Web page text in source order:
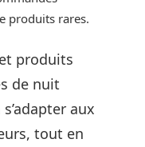
produits rares.
produits
de nuit
aux
tout en